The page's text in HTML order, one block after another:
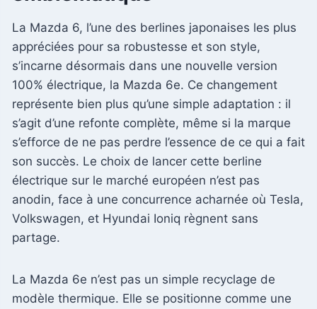
La Mazda 6, l’une des berlines japonaises les plus
appréciées pour sa robustesse et son style,
s’incarne désormais dans une nouvelle version
100% électrique, la Mazda 6e. Ce changement
représente bien plus qu’une simple adaptation : il
s’agit d’une refonte complète, même si la marque
s’efforce de ne pas perdre l’essence de ce qui a fait
son succès. Le choix de lancer cette berline
électrique sur le marché européen n’est pas
anodin, face à une concurrence acharnée où Tesla,
Volkswagen, et Hyundai Ioniq règnent sans
partage.
La Mazda 6e n’est pas un simple recyclage de
modèle thermique. Elle se positionne comme une